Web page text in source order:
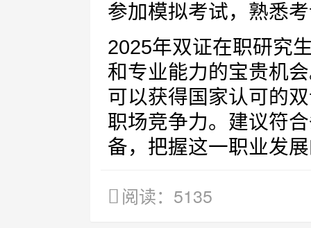
参加模拟考试，熟悉
2025年双证在职研究
和专业能力的宝贵机
可以获得国家认可的
职场竞争力。建议符
备，把握这一职业发
阅读：5135